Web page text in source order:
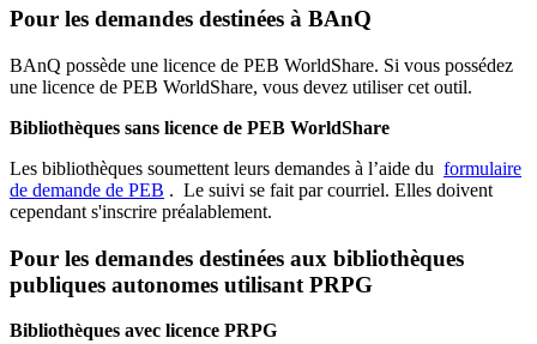
Pour les demandes destinées à BAnQ
BAnQ possède une licence de PEB WorldShare. Si vous possédez
une licence de PEB WorldShare, vous devez utiliser cet outil.
Bibliothèques sans licence de PEB WorldShare
Les bibliothèques soumettent leurs demandes à l’aide du formulaire
de demande de PEB . Le suivi se fait par courriel. Elles doivent
cependant s'inscrire préalablement.
Pour les demandes destinées aux bibliothèques
publiques autonomes utilisant PRPG
Bibliothèques avec licence PRPG